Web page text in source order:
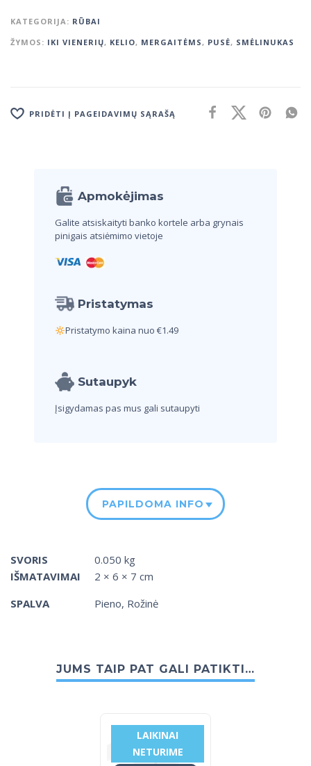
KATEGORIJA: RŪBAI
ŽYMOS: IKI VIENERIŲ, KELIO, MERGAITĖMS, PUSĖ, SMĖLINUKAS
PRIDĖTI Į PAGEIDAVIMŲ SĄRAŠĄ
Apmokėjimas
Galite atsiskaityti banko kortele arba grynais
pinigais atsiėmimo vietoje
Pristatymas
Pristatymo kaina nuo €1.49
Sutaupyk
Įsigydamas pas mus gali sutaupyti
PAPILDOMA INFORMACIJA
SVORIS
0.050 kg
IŠMATAVIMAI
2 × 6 × 7 cm
SPALVA
Pieno, Rožinė
JUMS TAIP PAT GALI PATIKTI…
LAIKINAI
NETURIME